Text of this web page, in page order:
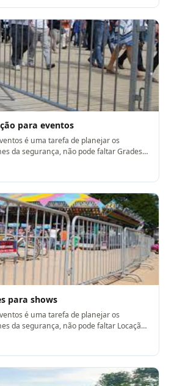
para eventos
é uma tarefa de planejar os
não pode faltar Grades
para shows
é uma tarefa de planejar os
não pode faltar Locação